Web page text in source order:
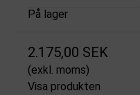
På lager
2.175,00 SEK
(exkl. moms)
Visa produkten